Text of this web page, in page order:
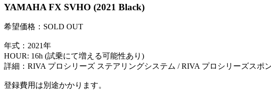
YAMAHA FX SVHO (2021 Black)
希望価格：SOLD OUT
年式：2021年
HOUR: 16h (試乗にて増える可能性あり)
詳細：RIVA プロシリーズ ステアリングシステム / RIVA プロシリーズスポ
登録費用は別途かかります。